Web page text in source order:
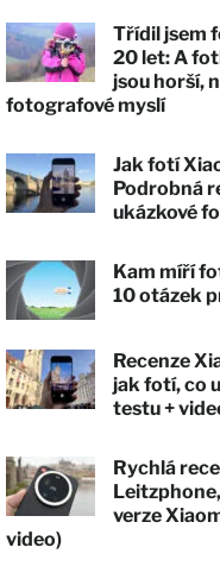
Třídil jsem
20 let: A
jsou horší,
fotografové myslí
Jak fotí
Podrobná
ukázkové
Kam míří
10 otázek
Recenze
jak fotí, co
testu +
Rychlá
verze
video)